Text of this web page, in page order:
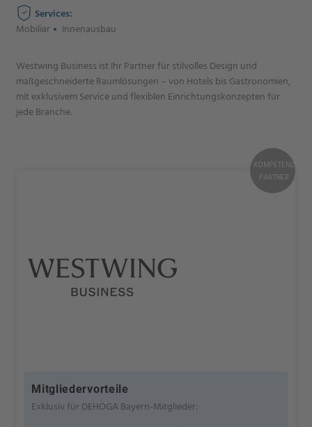
KOMPETENZ
PARTNER
Mitgliedervorteile
Exklusiv für DEHOGA Bayern-Mitglieder:
Services:
Mobiliar
Innenausbau
Westwing Business ist Ihr Partner für stilvolles Design und
maßgeschneiderte Raumlösungen – von Hotels bis Gastronomien,
mit exklusivem Service und flexiblen Einrichtungskonzepten für
jede Branche.